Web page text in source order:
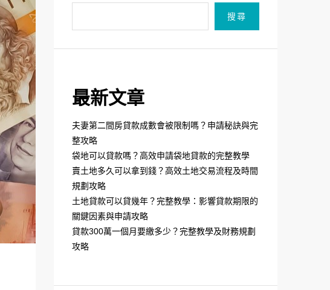
搜尋
最新文章
夫妻第二間房貸款成數會被限制嗎？申請秘訣與完
整攻略
袋地可以貸款嗎？高效申請袋地貸款的完整教學
賣土地多久可以拿到錢？高效土地交易流程及時間
規劃攻略
土地貸款可以貸幾年？完整教學：影響貸款期限的
關鍵因素與申請攻略
貸款300萬一個月要繳多少？完整教學及財務規劃
攻略